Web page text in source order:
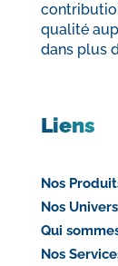
qualité
dans plus
Liens
Nos
Nos Univers
Qui
Nos